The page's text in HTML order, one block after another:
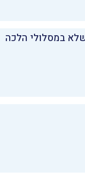
במסלולי הלכה